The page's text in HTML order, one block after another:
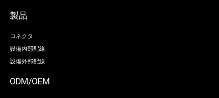
製品
コネクタ
設備内部配線
設備外部配線
ODM/OEM